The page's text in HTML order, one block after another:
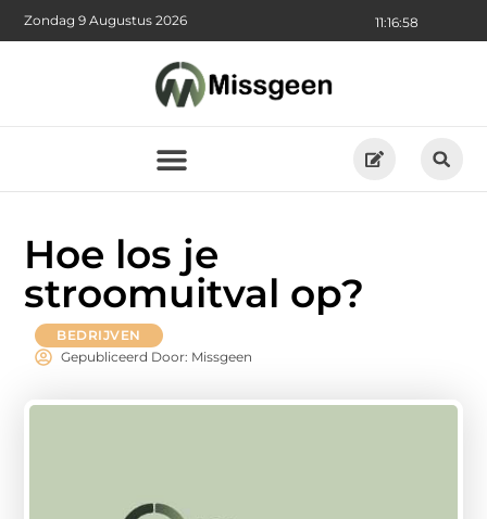
11:16:59
Zondag 9 Augustus 2026
Hoe los je
stroomuitval op?
BEDRIJVEN
Gepubliceerd Door: Missgeen